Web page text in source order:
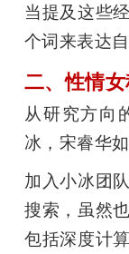
当提及这些
个词来表达
二、性情
从研究方向
冰，宋睿华
加入小冰团
搜索，虽然
包括深度计